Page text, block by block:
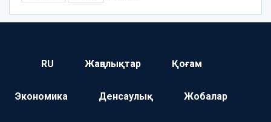
RU Жаңалықтар Қоғам
Экономика Денсаулық Жобалар